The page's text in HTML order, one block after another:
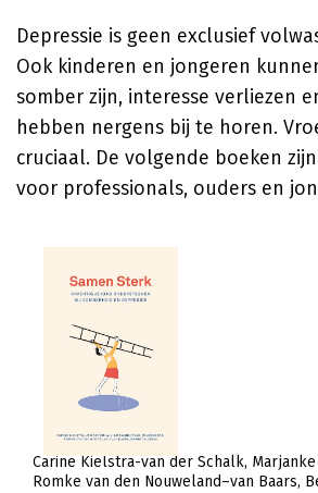
Depressie is geen exclusief
Ook kinderen en jongeren
somber zijn, interesse verliezen
hebben nergens bij te horen.
cruciaal. De volgende boeken
voor professionals, ouders en
Carine Kielstra-van der Schalk
Romke van den Nouweland–van Baars